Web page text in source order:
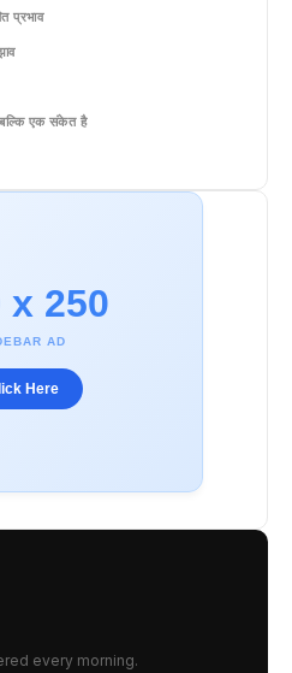
प्रभाव
बल्कि एक संकेत है
x 250
AD
Here
every morning.